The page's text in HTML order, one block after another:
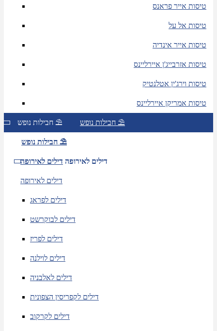
טיסות אייר פראנס
טיסות אל על
טיסות אייר אינדיה
טיסות אזרבייג'ן איירליינס
טיסות וירג'ין אטלנטיק
טיסות אמריקן איירליינס
חבילות נופש ⛱ חבילות נופש ⛱
חבילות נופש ⛱
דילים לאירופה דילים לאירופה
דילים לאירופה
דילים לפראג
דילים לבוקרשט
דילים לפריז
דילים לוילנה
דילים לאלבניה
דילים לקפריסין הצפונית
דילים לקרקוב